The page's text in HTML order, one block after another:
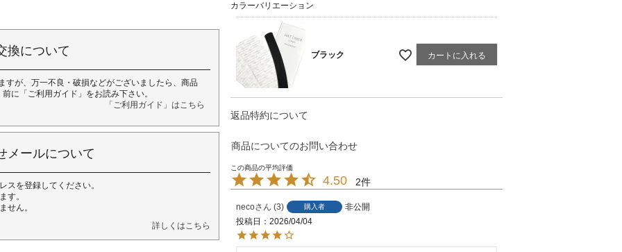
換について
すが、万一不良・破損などがございましたら、商品
に「ご利用ガイド」をお読み下さい。
「ご利用ガイド」はこちら
メールについて
スを登録してください。
す。
せん。
詳しくはこちら
カラーバリエーション
ブラック カートに入れる
返品特約について
商品についてのお問い合わせ
4.50 2
neco 3 購入者
非公開
投稿日
2026/04/04